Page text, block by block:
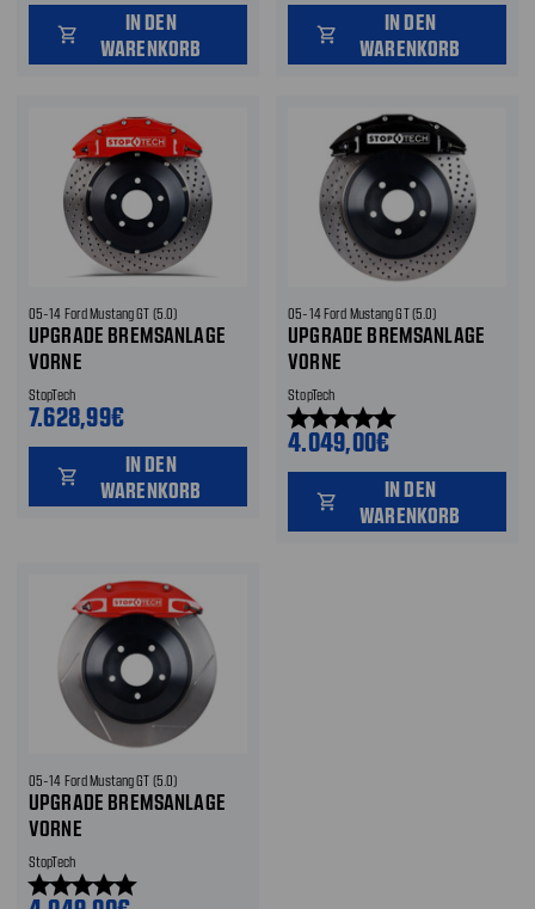
shopping_cart
IN DEN
WARENKORB
shopping_cart
IN DEN
WARENKORB
05-14 Ford Mustang GT (5.0)
UPGRADE BREMSANLAGE
VORNE
StopTech
7.628,99€
shopping_cart
IN DEN
WARENKORB
05-14 Ford Mustang GT (5.0)
UPGRADE BREMSANLAGE
VORNE
StopTech
starstarstarstarstar
4.049,00€
shopping_cart
IN DEN
WARENKORB
05-14 Ford Mustang GT (5.0)
UPGRADE BREMSANLAGE
VORNE
StopTech
starstarstarstarstar